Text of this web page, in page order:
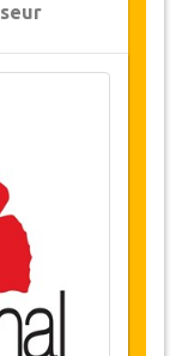
* ou
avec
pour la